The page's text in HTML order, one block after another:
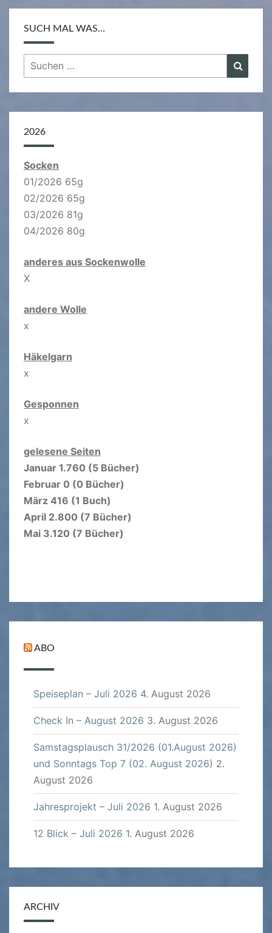
SUCH MAL WAS…
Suchen
nach:
2026
Socken
01/2026 65g
02/2026 65g
03/2026 81g
04/2026 80g
anderes aus Sockenwolle
X
andere Wolle
x
Häkelgarn
x
Gesponnen
x
gelesene Seiten
Januar 1.760 (5 Bücher)
Februar 0 (0 Bücher)
März 416 (1 Buch)
April 2.800 (7 Bücher)
Mai 3.120 (7 Bücher)
ABO
Speiseplan – Juli 2026 4. August 2026
Check In – August 2026 3. August 2026
Samstagsplausch 31/2026 (01.August 2026)
und Sonntags Top 7 (02. August 2026) 2.
August 2026
Jahresprojekt – Juli 2026 1. August 2026
12 Blick – Juli 2026 1. August 2026
ARCHIV